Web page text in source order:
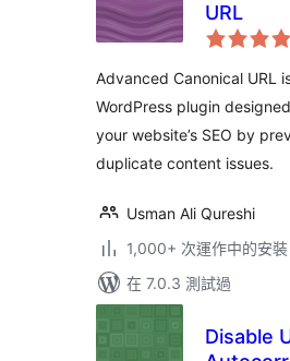
URL
Advanced Canonical URL
WordPress plugin
your website’s SEO by
duplicate content issues.
Usman Ali Qureshi
1,000+ 次運作中的安裝
在 7.0.3 測試過
Disable